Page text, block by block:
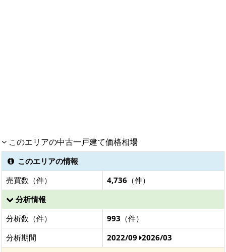
このエリアの中古一戸建て価格相場
このエリアの情報
売買数（件）
4,736 （件）
分析情報
分析数（件）
993 （件）
分析期間
2022/09 2026/03